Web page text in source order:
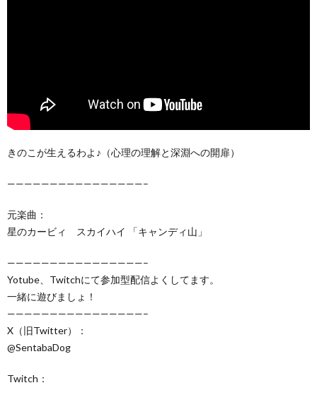
きのこが生えるわよ♪（心理の理解と深淵への開扉）
————————————————–
元楽曲：
星のカービィ スカイハイ 「キャンディ山」
————————————————–
Yotube、Twitchにて参加型配信よくしてます。
一緒に遊びましょ！
————————————————–
X（旧Twitter）：
@SentabaDog
Twitch：